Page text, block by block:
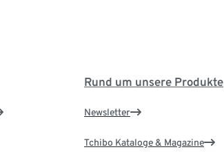
Rund um unsere Produkte
Newsletter
Tchibo Kataloge & Magazine